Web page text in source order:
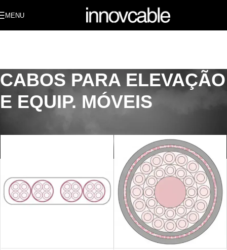
MENU
CABOS PARA ELEVAÇÃO
E EQUIP. MÓVEIS